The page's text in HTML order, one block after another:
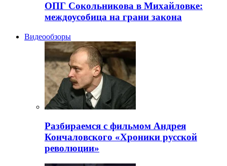
ОПГ Сокольникова в Михайловке:
междоусобица на грани закона
Видеообзоры
Разбираемся с фильмом Андрея
Кончаловского «Хроники русской
революции»